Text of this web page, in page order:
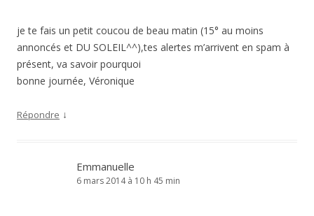
je te fais un petit coucou de beau matin (15° au moins
annoncés et DU SOLEIL^^),tes alertes m’arrivent en spam à
présent, va savoir pourquoi
bonne journée, Véronique
Répondre ↓
Emmanuelle
6 mars 2014 à 10 h 45 min